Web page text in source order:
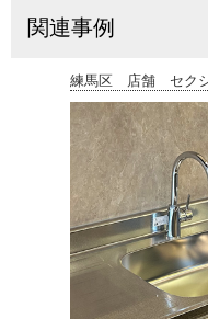
関連事例
練馬区 店舗 セクシ